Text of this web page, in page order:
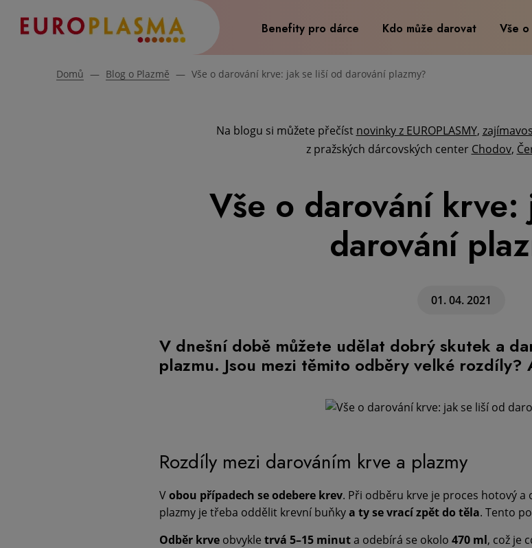
Benefity pro dárce Kdo může darovat Vše
Domů — Blog o Plazmě — Vše o darování krve: jak se liší od darování plazmy?
Na blogu si můžete přečíst novinky z EUROPLASMY,
z pražských dárcovských center Chodov,
Vše o darování
darování
01. 04. 2021
V dnešní době můžete udělat dobrý skutek a
plazmu. Jsou mezi těmito odběry velké rozdíly?
Rozdíly mezi darováním krve a plazmy
Vobou případech se odebere krev. Při odběru krve je proces hotový
plazmy je třeba oddělit krevní buňkya ty se vrací zpět do těla. Tento
Odběr krve obvykle trvá 5–15 minuta odebírá se okolo 470 ml, což je